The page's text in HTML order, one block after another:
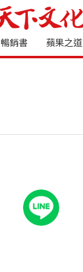
暢銷書 蘋果之道